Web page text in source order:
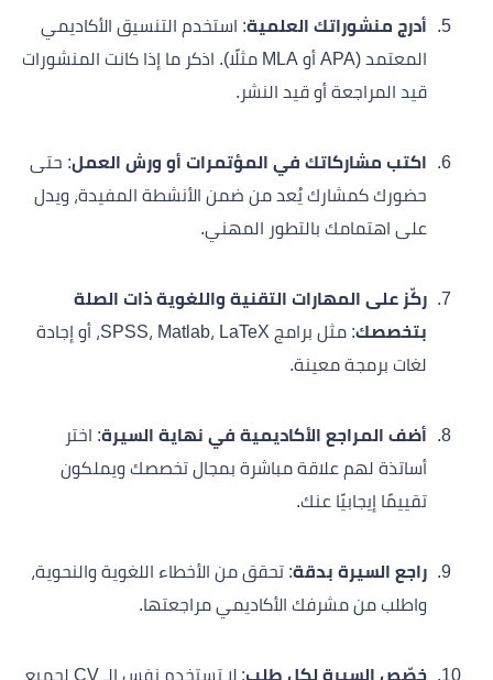
أدرج منشوراتك العلمية: استخدم التنسيق الأكاديمي
المعتمد (APA أو MLA مثلًا). اذكر ما إذا كانت المنشورات
قيد المراجعة أو قيد النشر.
اكتب مشاركاتك في المؤتمرات أو ورش العمل: حتى
حضورك كمشارك يُعد من ضمن الأنشطة المفيدة، ويدل
على اهتمامك بالتطور المهني.
ركّز على المهارات التقنية واللغوية ذات الصلة
بتخصصك
: مثل برامج SPSS، Matlab، LaTeX، أو إجادة
لغات برمجة معينة.
أضف المراجع الأكاديمية في نهاية السيرة: اختر
أساتذة لهم علاقة مباشرة بمجال تخصصك ويملكون
تقييمًا إيجابيًا عنك.
راجع السيرة بدقة: تحقق من الأخطاء اللغوية والنحوية،
واطلب من مشرفك الأكاديمي مراجعتها.
خصّص السيرة لكل طلب
: لا تستخدم نفس الـ CV لجميع